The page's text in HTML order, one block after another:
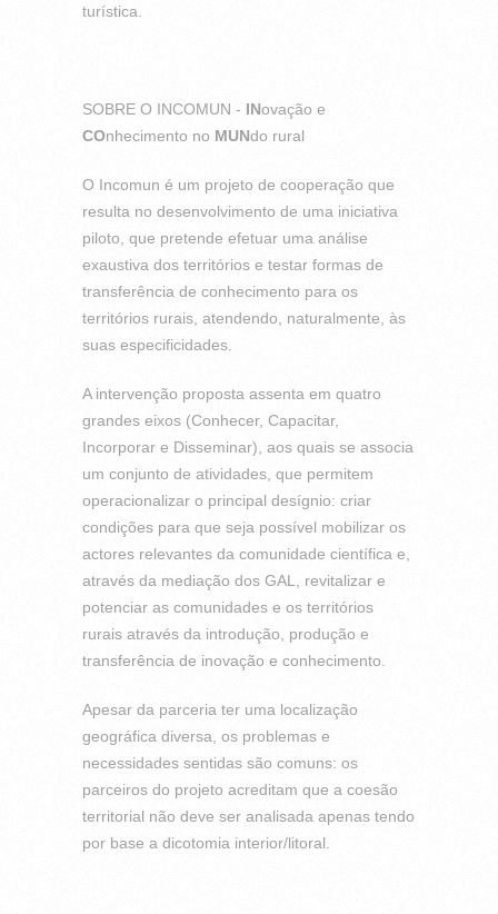
turística.
SOBRE O INCOMUN - INovação e
COnhecimento no MUNdo rural
O Incomun é um projeto de cooperação que
resulta no desenvolvimento de uma iniciativa
piloto, que pretende efetuar uma análise
exaustiva dos territórios e testar formas de
transferência de conhecimento para os
territórios rurais, atendendo, naturalmente, às
suas especificidades.
A intervenção proposta assenta em quatro
grandes eixos (Conhecer, Capacitar,
Incorporar e Disseminar), aos quais se associa
um conjunto de atividades, que permitem
operacionalizar o principal desígnio: criar
condições para que seja possível mobilizar os
actores relevantes da comunidade científica e,
através da mediação dos GAL, revitalizar e
potenciar as comunidades e os territórios
rurais através da introdução, produção e
transferência de inovação e conhecimento.
Apesar da parceria ter uma localização
geográfica diversa, os problemas e
necessidades sentidas são comuns: os
parceiros do projeto acreditam que a coesão
territorial não deve ser analisada apenas tendo
por base a dicotomia interior/litoral.